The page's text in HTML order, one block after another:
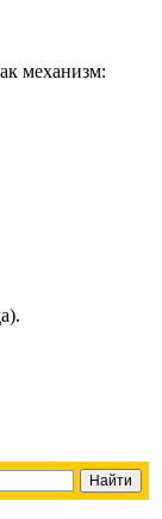
механизм: